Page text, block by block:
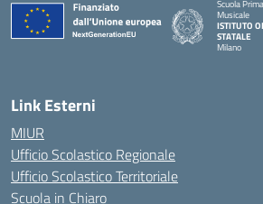
Scuola
Musicale
ISTITUTO
STATALE
Milano
Link Esterni
MIUR
Ufficio Scolastico Regionale
Ufficio Scolastico Territoriale
Scuola in Chiaro